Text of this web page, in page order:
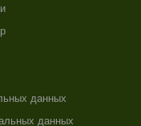
данных
данных